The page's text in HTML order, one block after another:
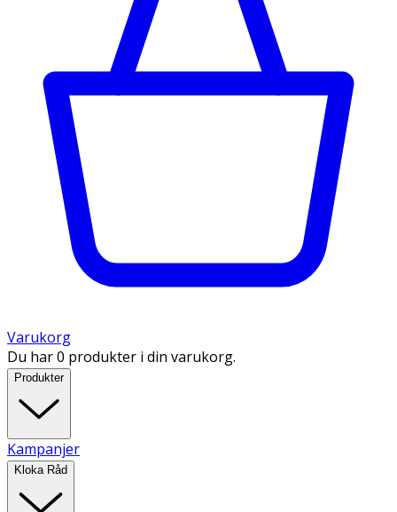
Varukorg
Du har 0 produkter i din varukorg.
Produkter
Kampanjer
Kloka Råd